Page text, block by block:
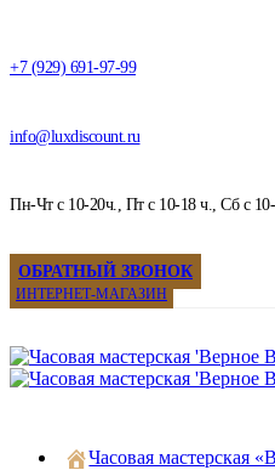
+7 (929) 691-97-99
info@luxdiscount.ru
Пн-Чт с 10-20ч., Пт с 10-18 ч., Сб с
ОБРАТНЫЙ ЗВОНОК
ИНТЕРНЕТ-МАГАЗИН
Часовая мастерская